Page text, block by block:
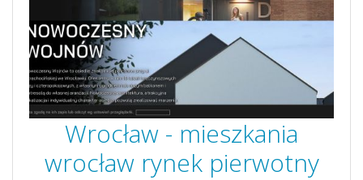
Wrocław - mieszkania
wrocław rynek pierwotny